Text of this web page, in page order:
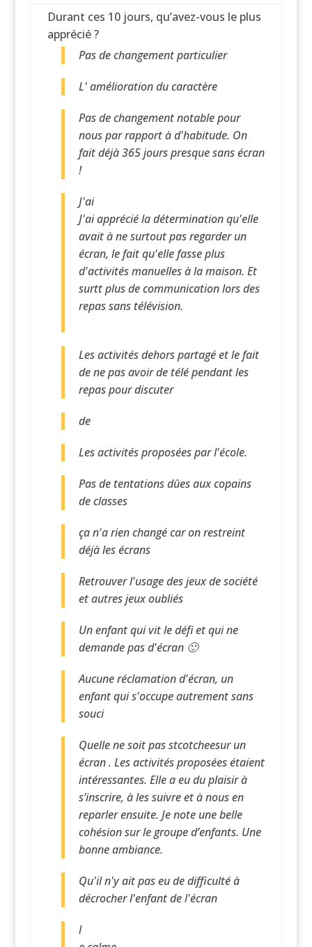
Durant ces 10 jours, qu’avez-vous le plus
apprécié ?
Pas de changement particulier
L' amélioration du caractère
Pas de changement notable pour
nous par rapport à d'habitude. On
fait déjà 365 jours presque sans écran
!
J'ai
J'ai apprécié la détermination qu'elle
avait à ne surtout pas regarder un
écran, le fait qu'elle fasse plus
d'activités manuelles à la maison. Et
surtt plus de communication lors des
repas sans télévision.
Les activités dehors partagé et le fait
de ne pas avoir de télé pendant les
repas pour discuter
de
Les activités proposées par l'école.
Pas de tentations dûes aux copains
de classes
ça n'a rien changé car on restreint
déjà les écrans
Retrouver l'usage des jeux de société
et autres jeux oubliés
Un enfant qui vit le défi et qui ne
demande pas d'écran 🙂
Aucune réclamation d'écran, un
enfant qui s'occupe autrement sans
souci
Quelle ne soit pas stcotcheesur un
écran . Les activités proposées étaient
intéressantes. Elle a eu du plaisir à
s’inscrire, à les suivre et à nous en
reparler ensuite. Je note une belle
cohésion sur le groupe d’enfants. Une
bonne ambiance.
Qu'il n'y ait pas eu de difficulté à
décrocher l'enfant de l'écran
l